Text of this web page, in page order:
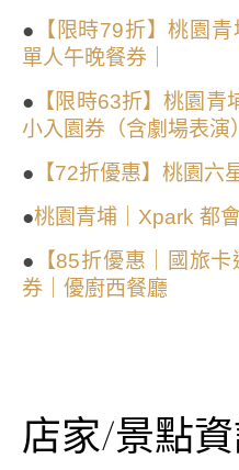
● 【限時79折】桃園
單人午晚餐券｜
● 【限時63折】桃園
小入園券（含劇場表演）
● 【72折優惠】桃園六
●桃園青埔｜Xpark 都
● 【85折優惠｜國旅
券｜優廚西餐廳
店家/景點